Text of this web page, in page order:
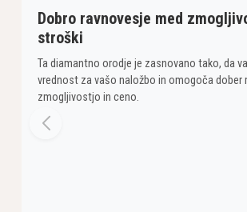
Dobro ravnovesje med
stroški
Ta diamantno orodje je zasnovano tako, da
vrednost za vašo naložbo in omogoča dober
zmogljivostjo in ceno.